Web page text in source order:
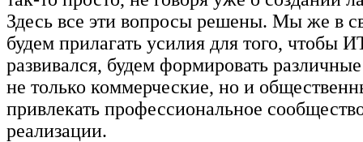
Здесь все эти вопросы решены. Мы же в
будем прилагать усилия для того, чтобы
развивался, будем формировать
не только коммерческие, но и
привлекать профессиональное
реализации.